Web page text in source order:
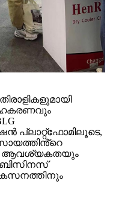
പ്ലാറ്റ്‌ഫോമിലൂടെ,
ആവശ്യകതയും
ബിസിനസ്